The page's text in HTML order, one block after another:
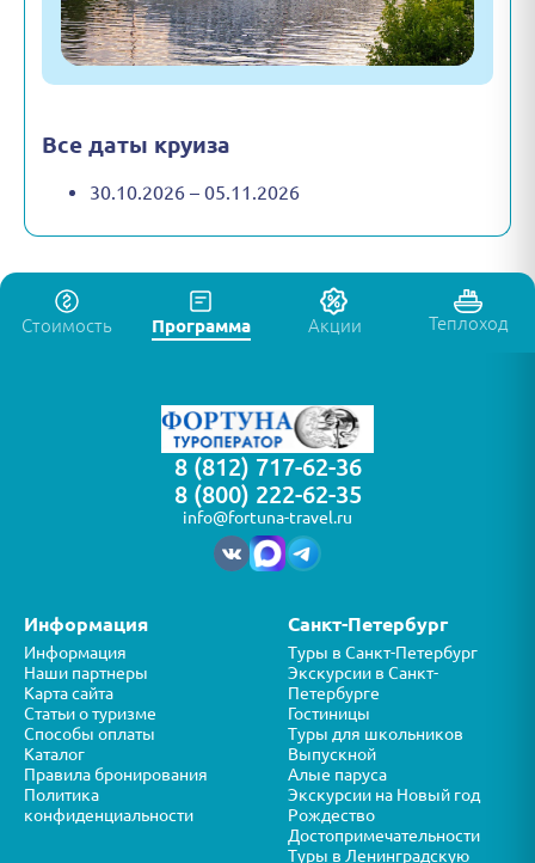
Все даты круиза
30.10.2026 – 05.11.2026
Стоимость Программа Акции Теплоход
8 (812) 717-62-36
8 (800) 222-62-35
info@fortuna-travel.ru
Информация
Информация
Наши партнеры
Карта сайта
Статьи о туризме
Способы оплаты
Каталог
Правила бронирования
Политика
конфиденциальности
Санкт-Петербург
Туры в Санкт-Петербург
Экскурсии в Санкт-
Петербурге
Гостиницы
Туры для школьников
Выпускной
Алые паруса
Экскурсии на Новый год
Рождество
Достопримечательности
Туры в Ленинградскую